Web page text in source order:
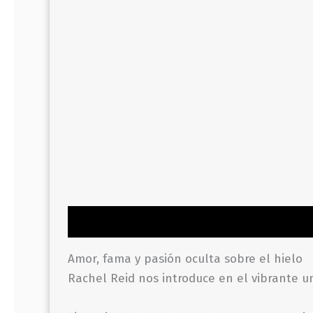
Amor, fama y pasión oculta sobre el hielo
Rachel Reid nos introduce en el vibrante